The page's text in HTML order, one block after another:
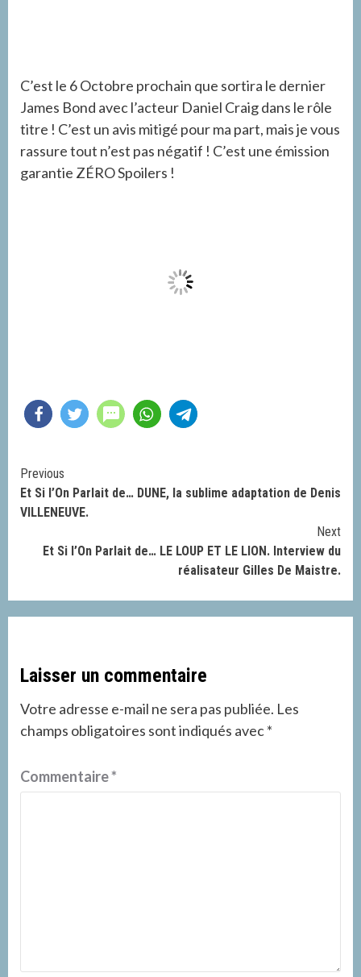
C’est le 6 Octobre prochain que sortira le dernier
James Bond avec l’acteur Daniel Craigdans le rôle
titre ! C’est un avis mitigé pour ma part, mais je vous
rassure tout n’est pas négatif ! C’est une émission
garantie ZÉRO Spoilers !
Continue
Reading
Previous
Et Si l’On Parlait de… DUNE, la sublime adaptation de Denis
VILLENEUVE.
Next
Et Si l’On Parlait de… LE LOUP ET LE LION. Interview du
réalisateur Gilles De Maistre.
Laisser un commentaire
Votre adresse e-mail ne sera pas publiée. Les
champs obligatoires sont indiqués avec*
Commentaire*